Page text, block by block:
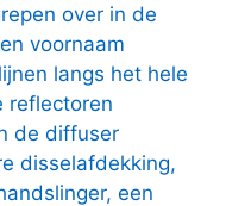
over in de
voornaam
langs het hele
reflectoren
de diffuser
disselafdekking,
een